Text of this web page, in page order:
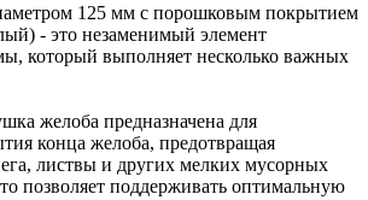
125 мм с порошковым покрытием
- это незаменимый элемент
который выполняет несколько важных
желоба предназначена для
конца желоба, предотвращая
листвы и других мелких мусорных
позволяет поддерживать оптимальную